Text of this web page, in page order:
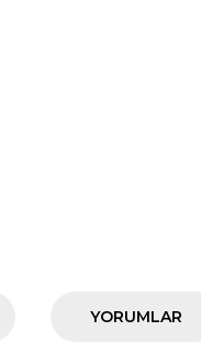
YORUMLAR